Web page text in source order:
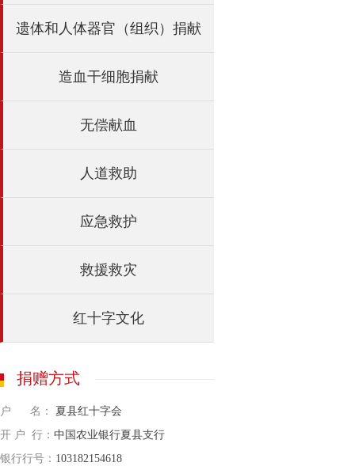
遗体和人体器官（组织）捐献
造血干细胞捐献
无偿献血
人道救助
应急救护
救援救灾
红十字文化
捐赠方式
户 名：
夏县红十字会
开 户 行： 中国农业银行夏县支行
银行行号： 103182154618